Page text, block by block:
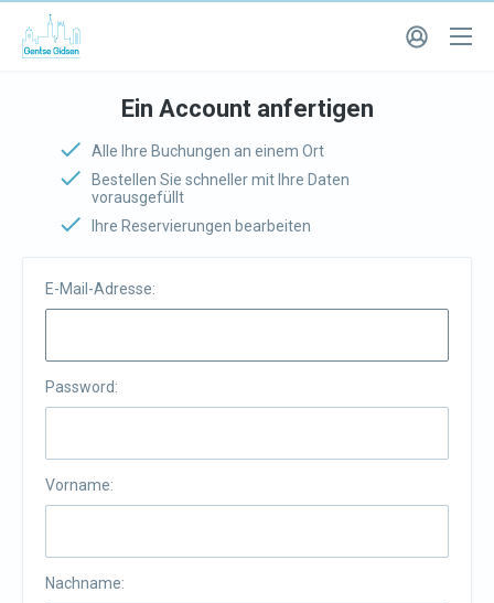
Ein Account anfertigen
Alle Ihre Buchungen an einem Ort
Bestellen Sie schneller mit Ihre Daten
vorausgefüllt
Ihre Reservierungen bearbeiten
E-Mail-Adresse:
Password:
Vorname:
Nachname: